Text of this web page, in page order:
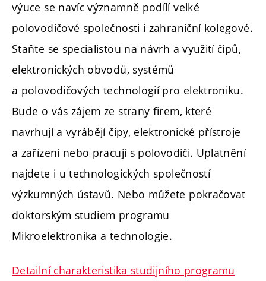
výuce se navíc významně podílí velké
polovodičové společnosti i zahraniční kolegové.
Staňte se specialistou na návrh a využití čipů,
elektronických obvodů, systémů
a polovodičových technologií pro elektroniku.
Bude o vás zájem ze strany firem, které
navrhují a vyrábějí čipy, elektronické přístroje
a zařízení nebo pracují s polovodiči. Uplatnění
najdete i u technologických společností
výzkumných ústavů. Nebo můžete pokračovat
doktorským studiem programu
Mikroelektronika a technologie.
Detailní charakteristika studijního programu